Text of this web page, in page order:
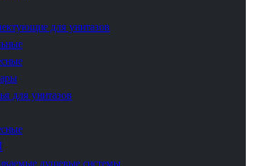
для унитазов
для унитазов
душевые системы